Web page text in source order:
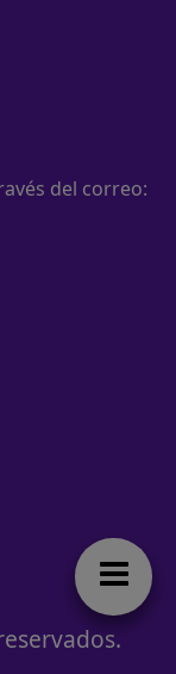
del correo: